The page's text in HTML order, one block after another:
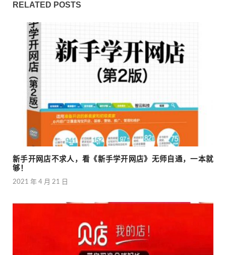
RELATED POSTS
新手开网店不求人，看《新手学开网店》无师自通，一本就
够！
2021 年 4 月 21 日